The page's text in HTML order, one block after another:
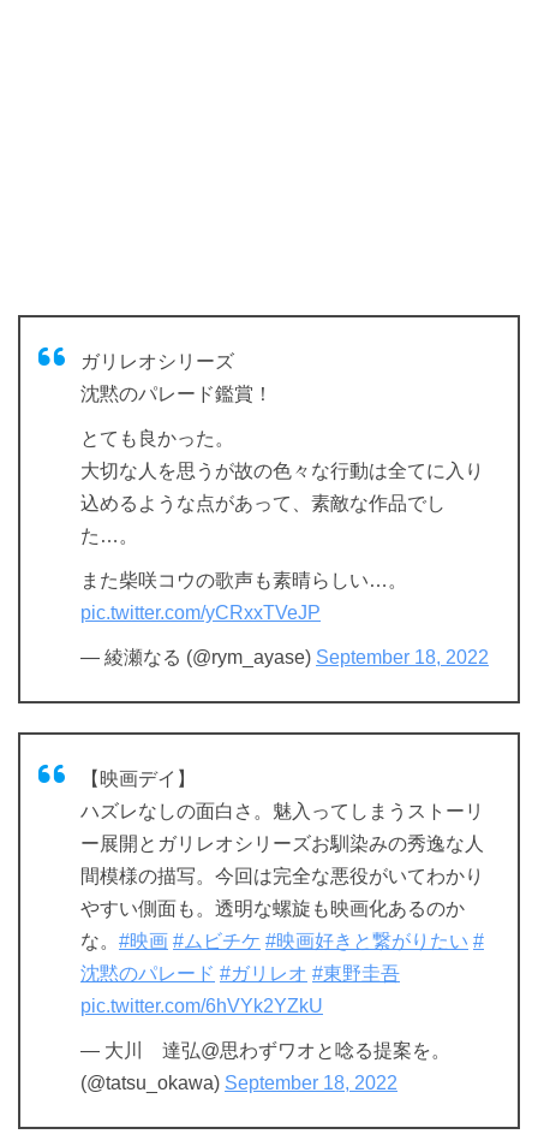
ガリレオシリーズ
沈黙のパレード鑑賞！
とても良かった。
大切な人を思うが故の色々な行動は全てに入り
込めるような点があって、素敵な作品でし
た…。
また柴咲コウの歌声も素晴らしい…。
pic.twitter.com/yCRxxTVeJP
— 綾瀬なる (@rym_ayase) September 18, 2022
【映画デイ】
ハズレなしの面白さ。魅入ってしまうストーリ
ー展開とガリレオシリーズお馴染みの秀逸な人
間模様の描写。今回は完全な悪役がいてわかり
やすい側面も。透明な螺旋も映画化あるのか
な。 #映画 #ムビチケ #映画好きと繋がりたい #
沈黙のパレード #ガリレオ #東野圭吾
pic.twitter.com/6hVYk2YZkU
— 大川 達弘@思わずワオと唸る提案を。
(@tatsu_okawa) September 18, 2022